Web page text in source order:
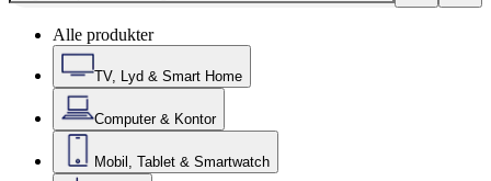
Alle produkter
TV, Lyd & Smart Home
Computer & Kontor
Mobil, Tablet & Smartwatch